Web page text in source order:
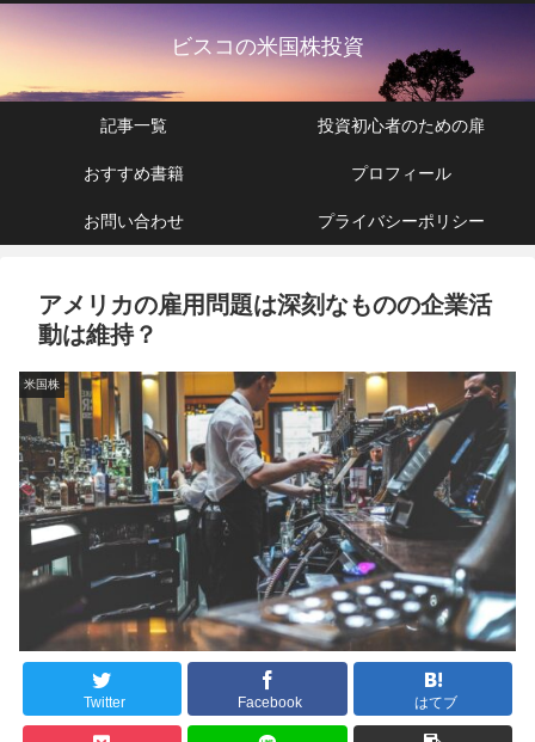
ビスコの米国株投資
記事一覧 投資初心者のための扉
おすすめ書籍 プロフィール
お問い合わせ プライバシーポリシー
アメリカの雇用問題は深刻なものの企業活
動は維持？
米国株
Twitter Facebook はてブ